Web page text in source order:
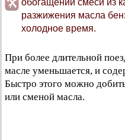
обогащении смеси из
разжижения масла
холодное время.
При более длительной
масле уменьшается, и
Быстро этого можно
или сменой масла.